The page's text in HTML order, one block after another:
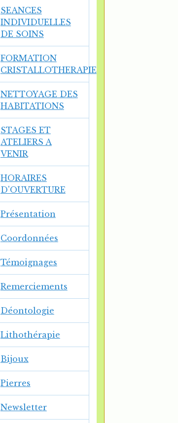
SEANCES
INDIVIDUELLES
DE SOINS
FORMATION
CRISTALLOTHERAPIE
NETTOYAGE DES
HABITATIONS
STAGES ET
ATELIERS A
VENIR
HORAIRES
D'OUVERTURE
Présentation
Coordonnées
Témoignages
Remerciements
Déontologie
Lithothérapie
Bijoux
Pierres
Newsletter